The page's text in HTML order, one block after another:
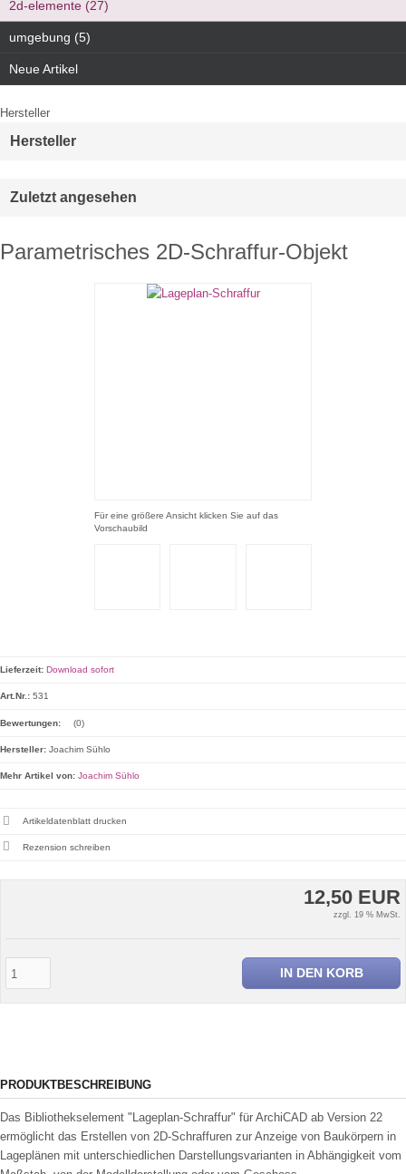
2d-elemente (27)
umgebung (5)
Neue Artikel
Hersteller
Hersteller
Zuletzt angesehen
Parametrisches 2D-Schraffur-Objekt
Für eine größere Ansicht klicken Sie auf das
Vorschaubild
12,50 EUR
zzgl. 19 % MwSt.
IN DEN KORB
Lieferzeit: Download sofort
Art.Nr.: 531
Bewertungen: (0)
Hersteller: Joachim Sühlo
Mehr Artikel von: Joachim Sühlo
Artikeldatenblatt drucken
Rezension schreiben
PRODUKTBESCHREIBUNG
Das Bibliothekselement "Lageplan-Schraffur" für ArchiCAD ab Version 22
ermöglicht das Erstellen von 2D-Schraffuren zur Anzeige von Baukörpern in
Lageplänen mit unterschiedlichen Darstellungsvarianten in Abhängigkeit vom